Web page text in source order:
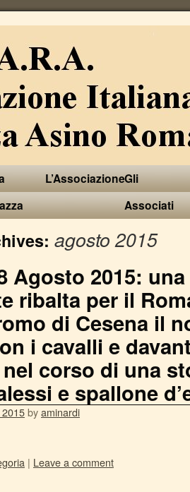
L’AssociazioneGli
Associati
agosto 2015
Agosto 2015:
ribalta per il
di Cesena il
i cavalli e
corso di una
e spallone
byaminardi
| Leave a comment